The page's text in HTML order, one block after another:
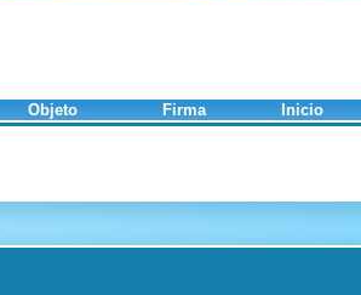
Objeto Firma Inicio